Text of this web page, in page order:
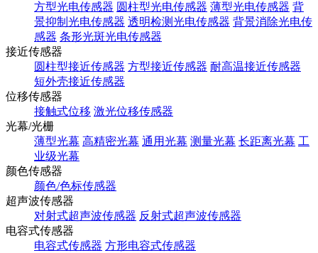
方型光电传感器 圆柱型光电传感器 薄型光电传感器 背
景抑制光电传感器 透明检测光电传感器 背景消除光电传
感器 条形光斑光电传感器
接近传感器
圆柱型接近传感器 方型接近传感器 耐高温接近传感器
短外壳接近传感器
位移传感器
接触式位移 激光位移传感器
光幕/光栅
薄型光幕 高精密光幕 通用光幕 测量光幕 长距离光幕 工
业级光幕
颜色传感器
颜色/色标传感器
超声波传感器
对射式超声波传感器 反射式超声波传感器
电容式传感器
电容式传感器 方形电容式传感器